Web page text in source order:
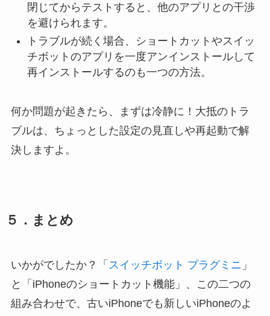
閉じてからテストすると、他のアプリとの干渉
を避けられます。
トラブルが続く場合、ショートカットやスイッ
チボットのアプリを一度アンインストールして
再インストールするのも一つの方法。
何か問題が起きたら、まずは冷静に！大抵のトラ
ブルは、ちょっとした設定の見直しや再起動で解
決しますよ。
５．まとめ
いかがでしたか？「 スイッチボット プラグミニ 」
と「iPhoneのショートカット機能」、この二つの
組み合わせで、古いiPhoneでも新しいiPhoneのよ